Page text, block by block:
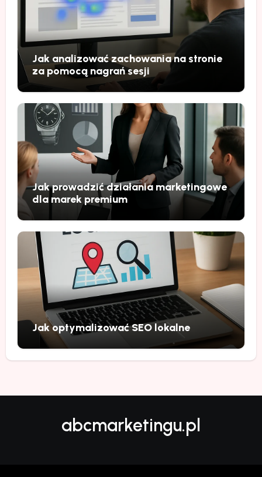
Jak analizować zachowania na stronie
za pomocą nagrań sesji
Jak prowadzić działania marketingowe
dla marek premium
Jak optymalizować SEO lokalne
abcmarketingu.pl